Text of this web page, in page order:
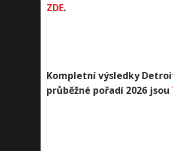
ZDE.
Kompletní výsledky
průběžné pořadí 2026 jsou